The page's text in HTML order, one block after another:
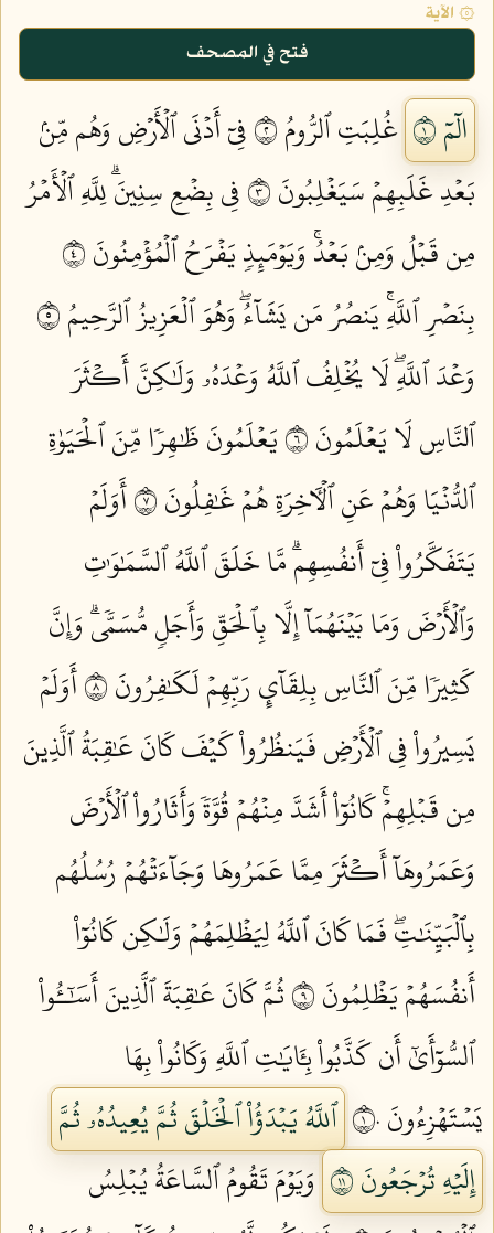
۞ الآية
فتح في المصحف
الٓمٓ ١ غُلِبَتِ ٱلرُّومُ ٢
فِيٓ أَدۡنَى ٱلۡأَرۡضِ وَهُم مِّنۢ
بَعۡدِ غَلَبِهِمۡ سَيَغۡلِبُونَ ٣
فِي بِضۡعِ سِنِينَۗ لِلَّهِ ٱلۡأَمۡرُ
مِن قَبۡلُ وَمِنۢ بَعۡدُۚ وَيَوۡمَئِذٖ يَفۡرَحُ ٱلۡمُؤۡمِنُونَ ٤
بِنَصۡرِ ٱللَّهِۚ يَنصُرُ مَن يَشَآءُۖ وَهُوَ ٱلۡعَزِيزُ ٱلرَّحِيمُ ٥
وَعۡدَ ٱللَّهِۖ لَا يُخۡلِفُ ٱللَّهُ وَعۡدَهُۥ وَلَٰكِنَّ أَكۡثَرَ
ٱلنَّاسِ لَا يَعۡلَمُونَ ٦
يَعۡلَمُونَ ظَٰهِرٗا مِّنَ ٱلۡحَيَوٰةِ
ٱلدُّنۡيَا وَهُمۡ عَنِ ٱلۡأٓخِرَةِ هُمۡ غَٰفِلُونَ ٧
أَوَلَمۡ
يَتَفَكَّرُواْ فِيٓ أَنفُسِهِمۗ مَّا خَلَقَ ٱللَّهُ ٱلسَّمَٰوَٰتِ
وَٱلۡأَرۡضَ وَمَا بَيۡنَهُمَآ إِلَّا بِٱلۡحَقِّ وَأَجَلٖ مُّسَمّٗىۗ وَإِنَّ
كَثِيرٗا مِّنَ ٱلنَّاسِ بِلِقَآيِٕ رَبِّهِمۡ لَكَٰفِرُونَ ٨
أَوَلَمۡ
يَسِيرُواْ فِي ٱلۡأَرۡضِ فَيَنظُرُواْ كَيۡفَ كَانَ عَٰقِبَةُ ٱلَّذِينَ
مِن قَبۡلِهِمۡۚ كَانُوٓاْ أَشَدَّ مِنۡهُمۡ قُوَّةٗ وَأَثَارُواْ ٱلۡأَرۡضَ
وَعَمَرُوهَآ أَكۡثَرَ مِمَّا عَمَرُوهَا وَجَآءَتۡهُمۡ رُسُلُهُم
بِٱلۡبَيِّنَٰتِۖ فَمَا كَانَ ٱللَّهُ لِيَظۡلِمَهُمۡ وَلَٰكِن كَانُوٓاْ
أَنفُسَهُمۡ يَظۡلِمُونَ ٩
ثُمَّ كَانَ عَٰقِبَةَ ٱلَّذِينَ أَسَٰٓـُٔواْ
ٱلسُّوٓأَىٰٓ أَن كَذَّبُواْ بِـَٔايَٰتِ ٱللَّهِ وَكَانُواْ بِهَا
يَسۡتَهۡزِءُونَ ١٠
ٱللَّهُ يَبۡدَؤُاْ ٱلۡخَلۡقَ ثُمَّ يُعِيدُهُۥ ثُمَّ
إِلَيۡهِ تُرۡجَعُونَ ١١
وَيَوۡمَ تَقُومُ ٱلسَّاعَةُ يُبۡلِسُ